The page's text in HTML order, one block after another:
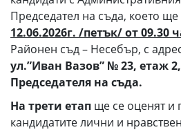
Председател на съда, което
12.06.2026г. /петък/от09.30
Районен съд – Несебър, с
ул.”Иван Вазов” № 23, етаж 2
Председателя на съда.
На трети етап ще се оценят и
кандидатите лични и